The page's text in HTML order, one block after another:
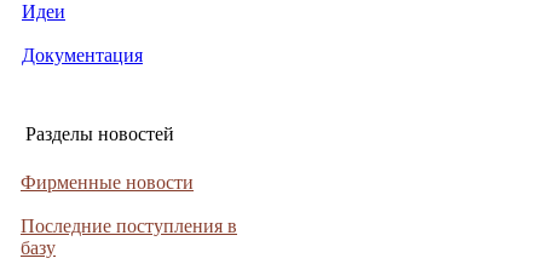
Идеи
Документация
Разделы новостей
Фирменные новости
Последние поступления в
базу